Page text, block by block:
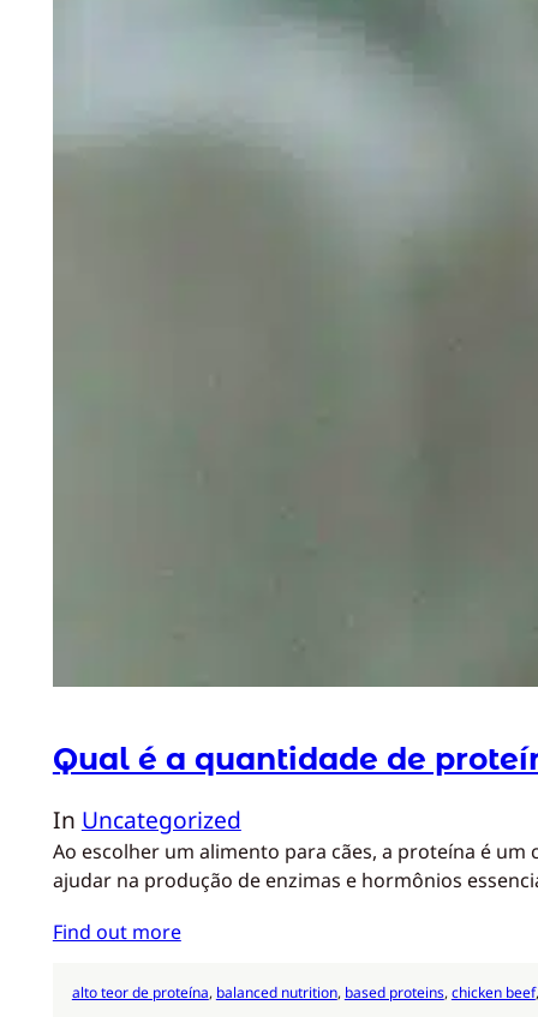
Qual é a quantidade de
In Uncategorized
Ao escolher um alimento para cães, a proteína é
ajudar na produção de enzimas e hormônios
Find out more
alto teor de proteína, balanced nutrition, based proteins, chicken beef